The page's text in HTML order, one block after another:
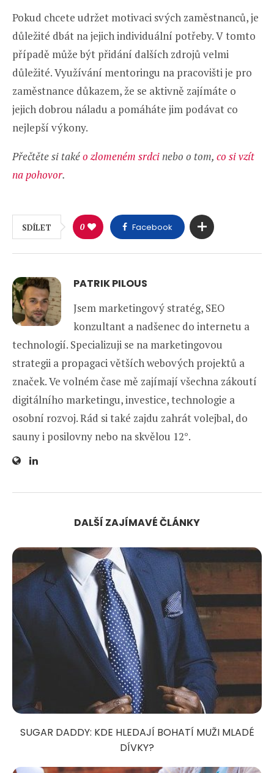
Pokud chcete udržet motivaci svých zaměstnanců, je
důležité dbát na jejich individuální potřeby. V tomto
případě může být přidání dalších zdrojů velmi
důležité. Využívání mentoringu na pracovišti je pro
zaměstnance důkazem, že se aktivně zajímáte o
jejich dobrou náladu a pomáháte jim podávat co
nejlepší výkony.
Přečtěte si takéo zlomeném srdcinebo o tom, co si vzít
na pohovor.
SDÍLET 0 Facebook
PATRIK PILOUS
Jsem marketingový stratég, SEO
konzultant a nadšenec do internetu a
technologií. Specializuji se na marketingovou
strategii a propagaci větších webových projektů a
značek. Ve volném čase mě zajímají všechna zákoutí
digitálního marketingu, investice, technologie a
osobní rozvoj. Rád si také zajdu zahrát volejbal, do
sauny i posilovny nebo na skvělou 12°.
DALŠÍ ZAJÍMAVÉ ČLÁNKY
SUGAR DADDY: KDE HLEDAJÍ BOHATÍ MUŽI MLADÉ
DÍVKY?